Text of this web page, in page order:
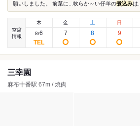
願いしました。 前菜に...軟らか～い仔羊の煮込みは...
空席
情報
木
8/6
金
7
土
8
日
9
三幸園
麻布十番駅 67m / 焼肉